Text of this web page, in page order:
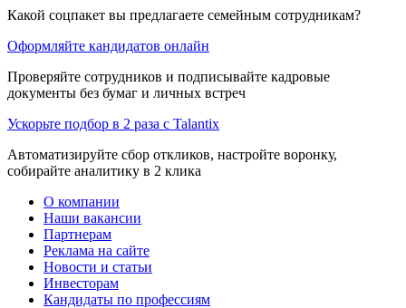
Какой соцпакет вы предлагаете семейным сотрудникам?
Оформляйте кандидатов онлайн
Проверяйте сотрудников и подписывайте кадровые
документы без бумаг и личных встреч
Ускорьте подбор в 2 раза с Talantix
Автоматизируйте сбор откликов, настройте воронку,
собирайте аналитику в 2 клика
О компании
Наши вакансии
Партнерам
Реклама на сайте
Новости и статьи
Инвесторам
Кандидаты по профессиям